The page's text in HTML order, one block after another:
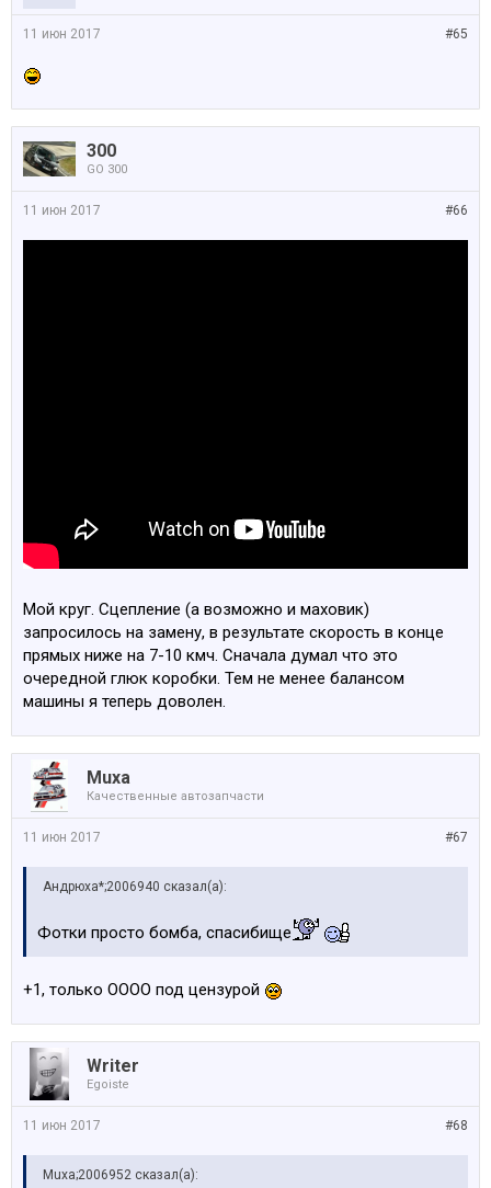
#65
11 июн 2017
300
GO 300
#66
11 июн 2017
Мой круг. Сцепление (а возможно и маховик)
запросилось на замену, в результате скорость в конце
прямых ниже на 7-10 кмч. Сначала думал что это
очередной глюк коробки. Тем не менее балансом
машины я теперь доволен.
Muxa
Качественные автозапчасти
#67
11 июн 2017
Андрюха*;2006940 сказал(а):
Фотки просто бомба, спасибище
+1, только OOOO под цензурой
Writer
Egoiste
#68
11 июн 2017
Muxa;2006952 сказал(а):